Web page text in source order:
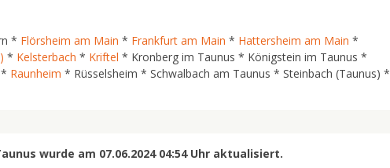
* Flörsheim am Main * Frankfurt am Main * Hattersheim am Main *
* Kelsterbach * Kriftel * Kronberg im Taunus * Königstein im Taunus *
Raunheim * Rüsselsheim * Schwalbach am Taunus * Steinbach (Taunus) *
wurde am 07.06.2024 04:54 Uhr aktualisiert.